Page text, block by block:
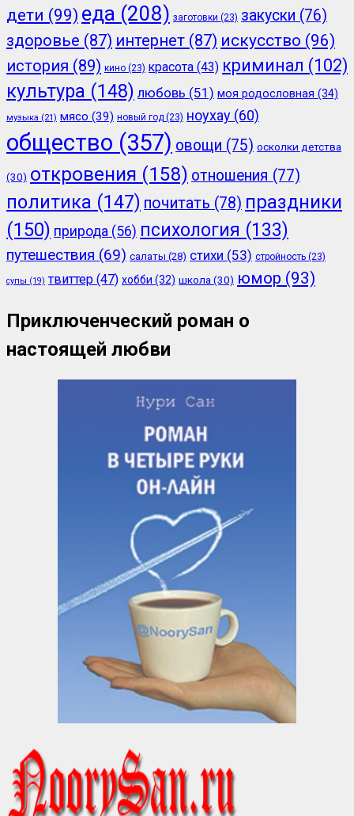
дети (99) еда (208) заготовки (23) закуски (76)
здоровье (87) интернет (87) искусство (96)
история (89) кино (23) красота (43) криминал (102)
культура (148) любовь (51) моя родословная (34)
музыка (21) мясо (39) новый год (23) ноухау (60)
общество (357) овощи (75) осколки детства
(30) откровения (158) отношения (77)
политика (147) почитать (78) праздники
(150) природа (56) психология (133)
путешествия (69) салаты (28) стихи (53) стройность (23)
супы (19) твиттер (47) хобби (32) школа (30) юмор (93)
Приключенческий роман о
настоящей любви